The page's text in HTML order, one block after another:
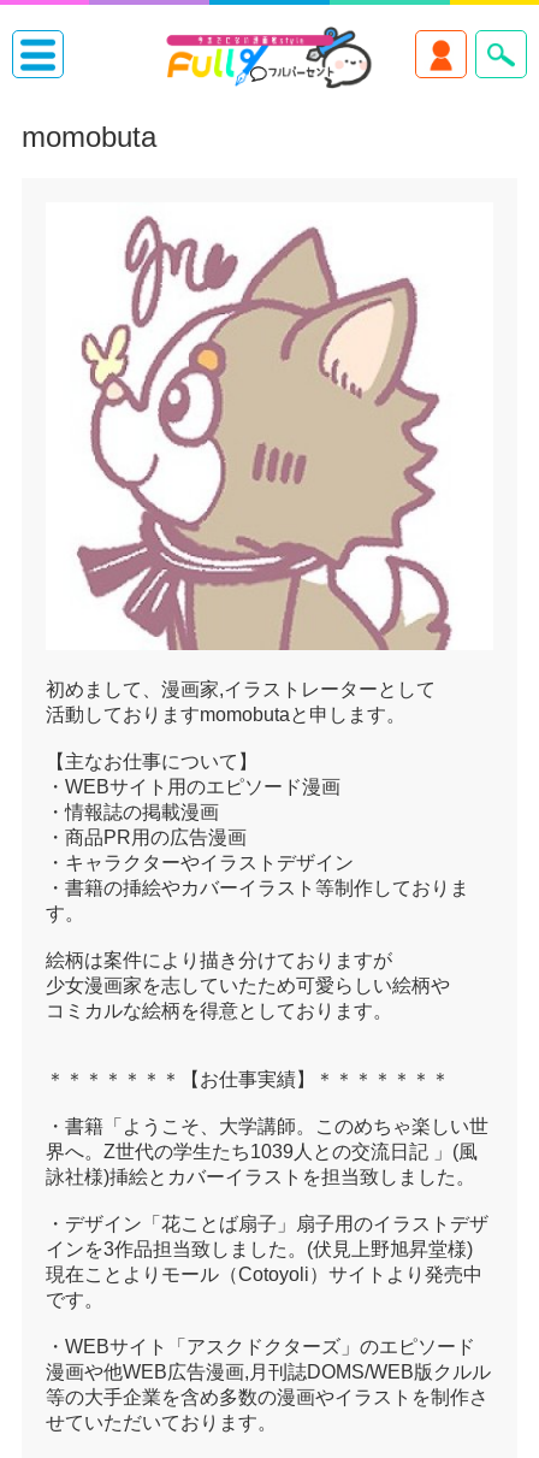
momobuta
初めまして、漫画家,イラストレーターとして
活動しておりますmomobutaと申します。
【主なお仕事について】
・WEBサイト用のエピソード漫画
・情報誌の掲載漫画
・商品PR用の広告漫画
・キャラクターやイラストデザイン
・書籍の挿絵やカバーイラスト等制作しておりま
す。
絵柄は案件により描き分けておりますが
少女漫画家を志していたため可愛らしい絵柄や
コミカルな絵柄を得意としております。
＊＊＊＊＊＊＊【お仕事実績】＊＊＊＊＊＊＊
・書籍「ようこそ、大学講師。このめちゃ楽しい世
界へ。Z世代の学生たち1039人との交流日記 」(風
詠社様)挿絵とカバーイラストを担当致しました。
・デザイン「花ことば扇子」扇子用のイラストデザ
インを3作品担当致しました。(伏見上野旭昇堂様)
現在ことよりモール（Cotoyoli）サイトより発売中
です。
・WEBサイト「アスクドクターズ」のエピソード
漫画や他WEB広告漫画,月刊誌DOMS/WEB版クルル
等の大手企業を含め多数の漫画やイラストを制作さ
せていただいております。